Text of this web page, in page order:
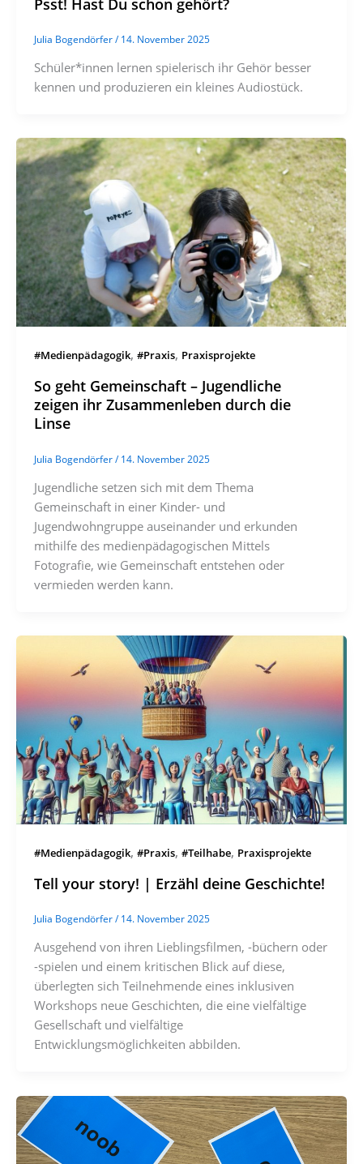
Julia Bogendörfer/14. November 2025
Schüler*innen lernen spielerisch ihr Gehör besser
kennen und produzieren ein kleines Audiostück.
#Medienpädagogik, #Praxis, Praxisprojekte
So geht Gemeinschaft – Jugendliche
zeigen ihr Zusammenleben durch die
Linse
Julia Bogendörfer/14. November 2025
Jugendliche setzen sich mit dem Thema
Gemeinschaft in einer Kinder- und
Jugendwohngruppe auseinander und erkunden
mithilfe des medienpädagogischen Mittels
Fotografie, wie Gemeinschaft entstehen oder
vermieden werden kann.
#Medienpädagogik, #Praxis, #Teilhabe, Praxisprojekte
Tell your story! | Erzähl deine Geschichte!
Julia Bogendörfer/14. November 2025
Ausgehend von ihren Lieblingsfilmen, -büchern oder
-spielen und einem kritischen Blick auf diese,
überlegten sich Teilnehmende eines inklusiven
Workshops neue Geschichten, die eine vielfältige
Gesellschaft und vielfältige
Entwicklungsmöglichkeiten abbilden.